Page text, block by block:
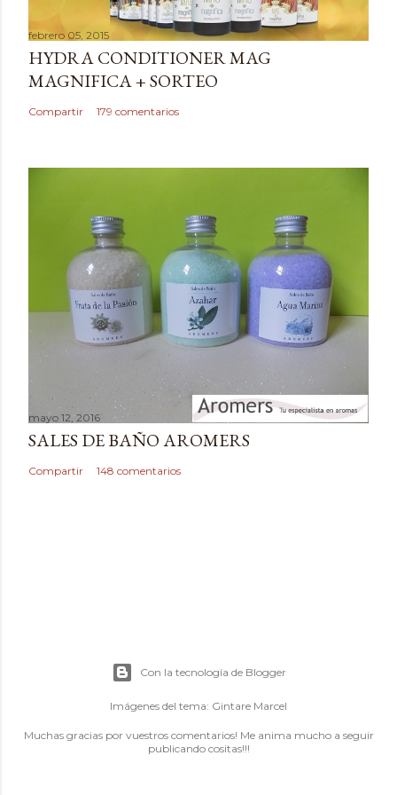
a
r
u
n
c
o
febrero 05, 2015
HYDRA CONDITIONER MAG
MAGNIFICA + SORTEO
Compartir 179 comentarios
mayo 12, 2016
SALES DE BAÑO AROMERS
Compartir 148 comentarios
Con la tecnología de Blogger
Imágenes del tema: Gintare Marcel
Muchas gracias por vuestros comentarios! Me anima mucho a seguir
publicando cositas!!!